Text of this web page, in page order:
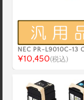
NEC PR-L9010C-13
¥10,450(税込)